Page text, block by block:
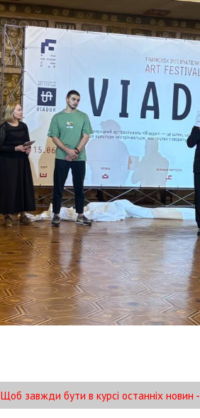
Щоб завжди бути в курсі останніх новин -